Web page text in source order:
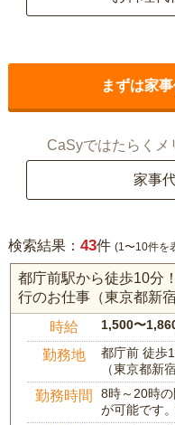
まずは家
CaSyではたらくメ
家事
検索結果： 43件 (1〜10件を
都庁前駅から徒歩10分
行のお仕事（東京都新宿
時給 1,500〜
勤務地
都庁前 徒歩
（東京都新
勤務時間
8時～20時
が可能です